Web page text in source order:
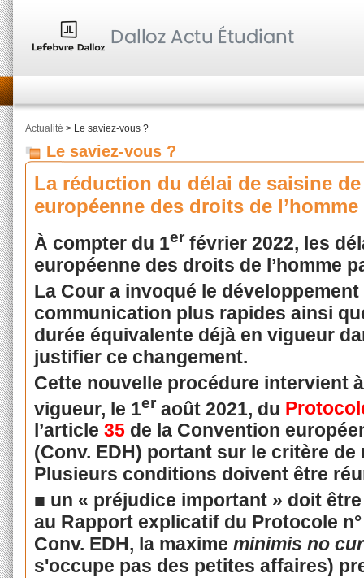
Actualité > Le saviez-vous ?
Le saviez-vous ?
La réduction du délai de saisine
européenne des droits de l’homme
À compter du 1erfévrier 2022, les
européenne des droits de l’homme
La Cour a invoqué le
communication plus rapides ainsi
durée équivalente déjà en vigueur
justifier ce changement.
Cette nouvelle procédure intervient
vigueur, le 1eraoût 2021, du
l’article 35de la Convention
(Conv. EDH) portant sur le critère
Plusieurs conditions doivent être
■ un « préjudice important » doit
au Rapport explicatif du Protocole
Conv. EDH, la maxime minimis no
s'occupe pas des petites affaires)